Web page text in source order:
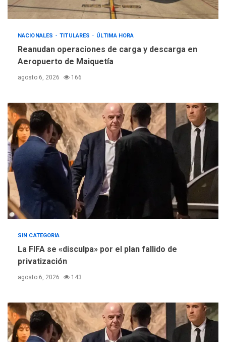
4
REGIONALES ÚLTIMA HORA
suman al Plan Agosto de
Escuelas Abiertas 2026
5
Mariño respalda a Cámara
de Comercio para reforma
de Ley de Puerto Libre
NACIONALES TITULARES ÚLTIMA HORA
Reanudan operaciones de carga y descarga en
Aeropuerto de Maiquetía
agosto 6, 2026 166
SIN CATEGORIA
La FIFA se «disculpa» por el plan fallido de
privatización
agosto 6, 2026 143